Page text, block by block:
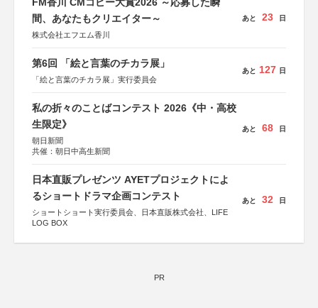
間、あなたもクリエイター～
株式会社エフエム香川
あと 23 日
第6回 「絵と言葉のチカラ展」
「絵と言葉のチカラ展」実行委員会
あと 127 日
私の折々のことばコンテスト 2026《中・高校
生限定》
朝日新聞
共催：朝日中高生新聞
あと 68 日
日本直販プレゼンツ AYETプロジェクトによ
るショートドラマ企画コンテスト
ショートショート実行委員会、日本直販株式会社、LIFE
LOG BOX
あと 32 日
PR